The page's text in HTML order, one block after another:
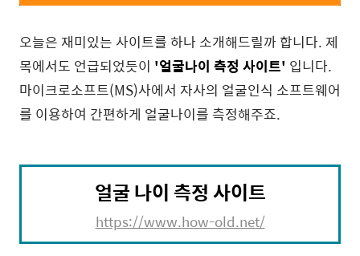
오늘은 재미있는 사이트를 하나 소개해드릴까 합니다. 제
목에서도 언급되었듯이 '얼굴나이 측정 사이트' 입니다.
마이크로소프트(MS)사에서 자사의 얼굴인식 소프트웨어
를 이용하여 간편하게 얼굴나이를 측정해주죠.
얼굴 나이 측정 사이트
https://www.how-old.net/